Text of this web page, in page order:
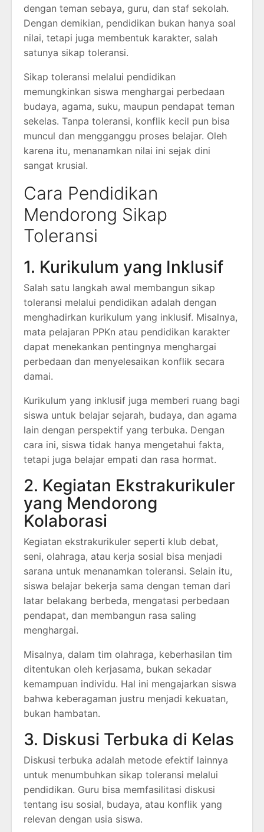
dengan teman sebaya, guru, dan staf sekolah.
Dengan demikian, pendidikan bukan hanya soal
nilai, tetapi juga membentuk karakter, salah
satunya sikap toleransi.
Sikap toleransi melalui pendidikan
memungkinkan siswa menghargai perbedaan
budaya, agama, suku, maupun pendapat teman
sekelas. Tanpa toleransi, konflik kecil pun bisa
muncul dan mengganggu proses belajar. Oleh
karena itu, menanamkan nilai ini sejak dini
sangat krusial.
Cara Pendidikan
Mendorong Sikap
Toleransi
1. Kurikulum yang Inklusif
Salah satu langkah awal membangun sikap
toleransi melalui pendidikan adalah dengan
menghadirkan kurikulum yang inklusif. Misalnya,
mata pelajaran PPKn atau pendidikan karakter
dapat menekankan pentingnya menghargai
perbedaan dan menyelesaikan konflik secara
damai.
Kurikulum yang inklusif juga memberi ruang bagi
siswa untuk belajar sejarah, budaya, dan agama
lain dengan perspektif yang terbuka. Dengan
cara ini, siswa tidak hanya mengetahui fakta,
tetapi juga belajar empati dan rasa hormat.
2. Kegiatan Ekstrakurikuler
yang Mendorong
Kolaborasi
Kegiatan ekstrakurikuler seperti klub debat,
seni, olahraga, atau kerja sosial bisa menjadi
sarana untuk menanamkan toleransi. Selain itu,
siswa belajar bekerja sama dengan teman dari
latar belakang berbeda, mengatasi perbedaan
pendapat, dan membangun rasa saling
menghargai.
Misalnya, dalam tim olahraga, keberhasilan tim
ditentukan oleh kerjasama, bukan sekadar
kemampuan individu. Hal ini mengajarkan siswa
bahwa keberagaman justru menjadi kekuatan,
bukan hambatan.
3. Diskusi Terbuka di Kelas
Diskusi terbuka adalah metode efektif lainnya
untuk menumbuhkan sikap toleransi melalui
pendidikan. Guru bisa memfasilitasi diskusi
tentang isu sosial, budaya, atau konflik yang
relevan dengan usia siswa.